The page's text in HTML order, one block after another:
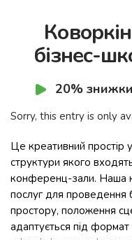
бізнес-
20%
Sorry, this entry is only
Це креативний простір
структури якого
конференц-зали. Наша
послуг для проведення
простору, положення
адаптується під